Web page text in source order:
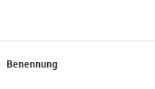
Benennung